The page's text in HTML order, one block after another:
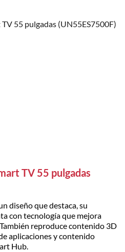
TV 55 pulgadas
diseño que destaca, su
con tecnología que mejora
reproduce contenido 3D
aplicaciones y contenido
Hub.